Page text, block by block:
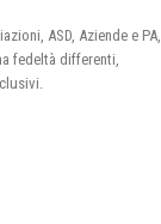
ASD, Aziende e PA,
fedeltà differenti,